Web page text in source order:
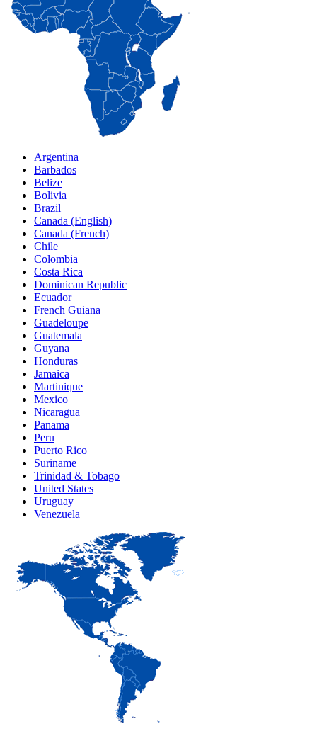
Argentina
Barbados
Belize
Bolivia
Brazil
Canada (English)
Canada (French)
Chile
Colombia
Costa Rica
Dominican Republic
Ecuador
French Guiana
Guadeloupe
Guatemala
Guyana
Honduras
Jamaica
Martinique
Mexico
Nicaragua
Panama
Peru
Puerto Rico
Suriname
Trinidad & Tobago
United States
Uruguay
Venezuela